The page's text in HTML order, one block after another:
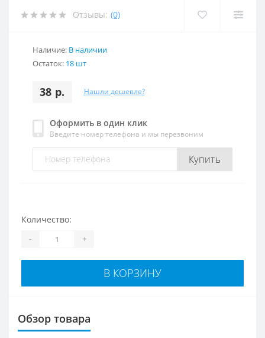
Отзывы: (0)
Наличие: В наличии
Остаток: 18 шт
38 р. Нашли дешевле?
Оформить в один клик
Введите номер телефона и мы перезвоним
Купить
Количество:
- +
В КОРЗИНУ
Обзор товара